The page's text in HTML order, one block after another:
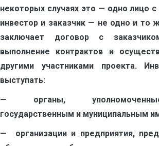
некоторых случаях это — одно лицо с
инвестор и заказчик — не одно и то
заключает договор с
выполнение контрактов и
другими участниками проекта.
выступать:
— органы,
государственным и муниципальным
— организации и предприятия,